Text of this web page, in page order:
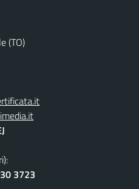
(TO)
3723